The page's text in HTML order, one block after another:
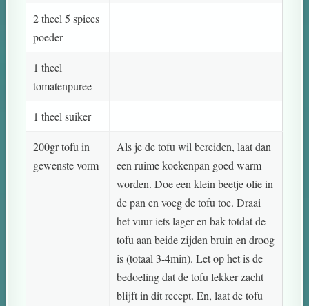
2 theel 5 spices
poeder
1 theel
tomatenpuree
1 theel suiker
200gr tofu in
gewenste vorm
Als je de tofu wil bereiden, laat dan
een ruime koekenpan goed warm
worden. Doe een klein beetje olie in
de pan en voeg de tofu toe. Draai
het vuur iets lager en bak totdat de
tofu aan beide zijden bruin en droog
is (totaal 3-4min). Let op het is de
bedoeling dat de tofu lekker zacht
blijft in dit recept. En, laat de tofu